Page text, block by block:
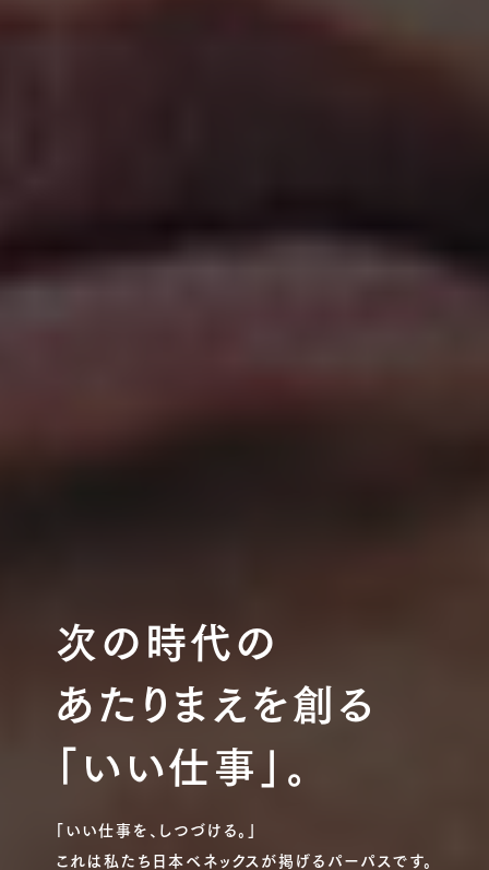
次の時代の
あたりまえを創る
「いい仕事」。
「いい仕事を、しつづける。」
これは私たち日本ベネックスが掲げるパーパスです。